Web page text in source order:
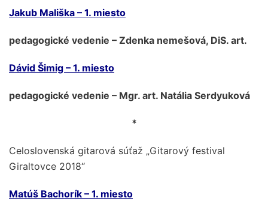
Jakub Mališka – 1. miesto
pedagogické vedenie – Zdenka nemešová, DiS. art.
Dávid Šimig – 1. miesto
pedagogické vedenie – Mgr. art. Natália Serdyuková
*
Celoslovenská gitarová súťaž „Gitarový festival
Giraltovce 2018“
Matúš Bachorík – 1. miesto